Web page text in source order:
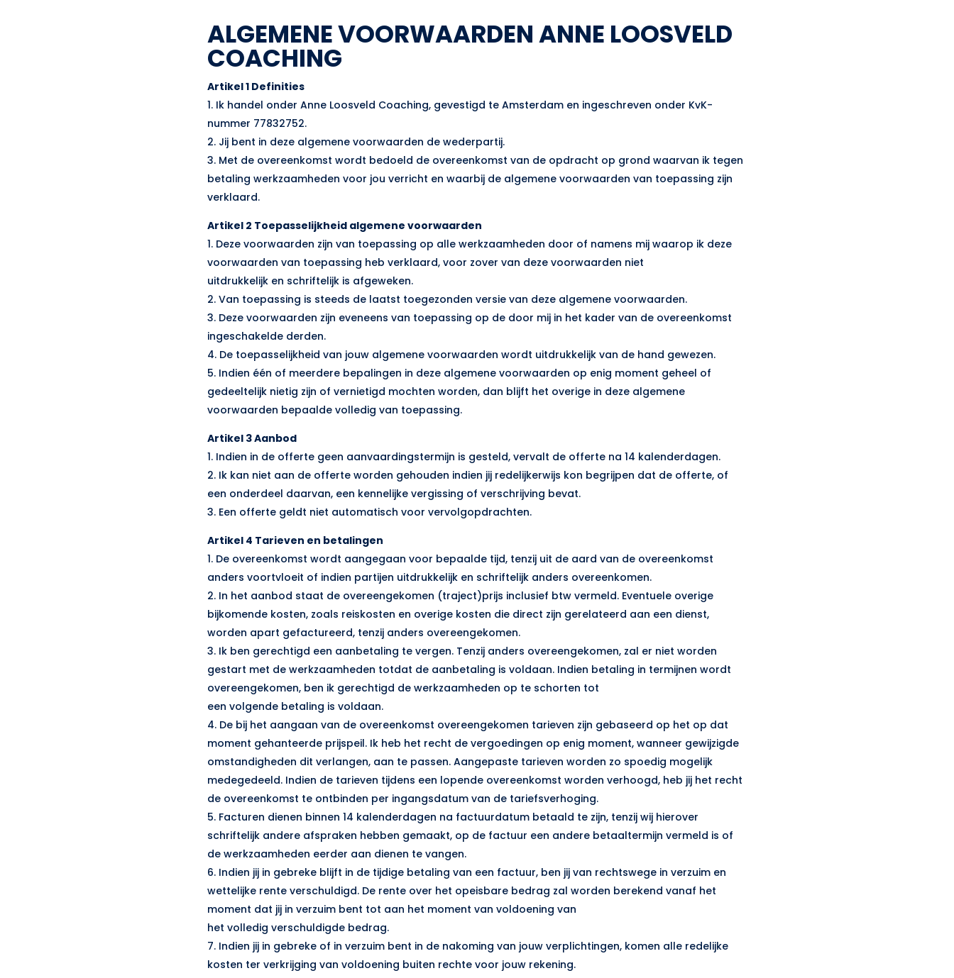
ALGEMENE VOORWAARDEN ANNE LOOSVELD
COACHING
Artikel 1 Definities
1. Ik handel onder Anne Loosveld Coaching, gevestigd te Amsterdam en ingeschreven onder KvK-
nummer 77832752.
2. Jij bent in deze algemene voorwaarden de wederpartij.
3. Met de overeenkomst wordt bedoeld de overeenkomst van de opdracht op grond waarvan ik tegen
betaling werkzaamheden voor jou verricht en waarbij de algemene voorwaarden van toepassing zijn
verklaard.
Artikel 2 Toepasselijkheid algemene voorwaarden
1. Deze voorwaarden zijn van toepassing op alle werkzaamheden door of namens mij waarop ik deze
voorwaarden van toepassing heb verklaard, voor zover van deze voorwaarden niet
uitdrukkelijk en schriftelijk is afgeweken.
2. Van toepassing is steeds de laatst toegezonden versie van deze algemene voorwaarden.
3. Deze voorwaarden zijn eveneens van toepassing op de door mij in het kader van de overeenkomst
ingeschakelde derden.
4. De toepasselijkheid van jouw algemene voorwaarden wordt uitdrukkelijk van de hand gewezen.
5. Indien één of meerdere bepalingen in deze algemene voorwaarden op enig moment geheel of
gedeeltelijk nietig zijn of vernietigd mochten worden, dan blijft het overige in deze algemene
voorwaarden bepaalde volledig van toepassing.
Artikel 3 Aanbod
1. Indien in de offerte geen aanvaardingstermijn is gesteld, vervalt de offerte na 14 kalenderdagen.
2. Ik kan niet aan de offerte worden gehouden indien jij redelijkerwijs kon begrijpen dat de offerte, of
een onderdeel daarvan, een kennelijke vergissing of verschrijving bevat.
3. Een offerte geldt niet automatisch voor vervolgopdrachten.
Artikel 4 Tarieven en betalingen
1. De overeenkomst wordt aangegaan voor bepaalde tijd, tenzij uit de aard van de overeenkomst
anders voortvloeit of indien partijen uitdrukkelijk en schriftelijk anders overeenkomen.
2. In het aanbod staat de overeengekomen (traject)prijs inclusief btw vermeld. Eventuele overige
bijkomende kosten, zoals reiskosten en overige kosten die direct zijn gerelateerd aan een dienst,
worden apart gefactureerd, tenzij anders overeengekomen.
3. Ik ben gerechtigd een aanbetaling te vergen. Tenzij anders overeengekomen, zal er niet worden
gestart met de werkzaamheden totdat de aanbetaling is voldaan. Indien betaling in termijnen wordt
overeengekomen, ben ik gerechtigd de werkzaamheden op te schorten tot
een volgende betaling is voldaan.
4. De bij het aangaan van de overeenkomst overeengekomen tarieven zijn gebaseerd op het op dat
moment gehanteerde prijspeil. Ik heb het recht de vergoedingen op enig moment, wanneer gewijzigde
omstandigheden dit verlangen, aan te passen. Aangepaste tarieven worden zo spoedig mogelijk
medegedeeld. Indien de tarieven tijdens een lopende overeenkomst worden verhoogd, heb jij het recht
de overeenkomst te ontbinden per ingangsdatum van de tariefsverhoging.
5. Facturen dienen binnen 14 kalenderdagen na factuurdatum betaald te zijn, tenzij wij hierover
schriftelijk andere afspraken hebben gemaakt, op de factuur een andere betaaltermijn vermeld is of
de werkzaamheden eerder aan dienen te vangen.
6. Indien jij in gebreke blijft in de tijdige betaling van een factuur, ben jij van rechtswege in verzuim en
wettelijke rente verschuldigd. De rente over het opeisbare bedrag zal worden berekend vanaf het
moment dat jij in verzuim bent tot aan het moment van voldoening van
het volledig verschuldigde bedrag.
7. Indien jij in gebreke of in verzuim bent in de nakoming van jouw verplichtingen, komen alle redelijke
kosten ter verkrijging van voldoening buiten rechte voor jouw rekening.